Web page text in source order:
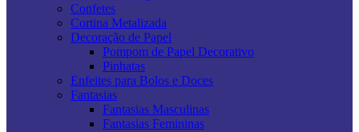
Confetes
Cortina Metalizada
Decoração de Papel
Pompom de Papel Decorativo
Pinhatas
Enfeites para Bolos e Doces
Fantasias
Fantasias Masculinas
Fantasias Femininas